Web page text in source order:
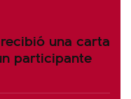
una carta
participante